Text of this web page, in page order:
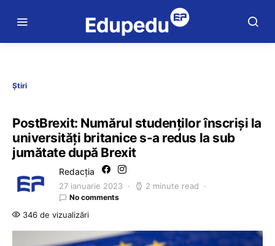
Știri
PostBrexit: Numărul studenţilor înscrişi la
universităţi britanice s-a redus la sub
jumătate după Brexit
Redacția
27 ianuarie 2023 2 minute read
No comments
346 de vizualizări